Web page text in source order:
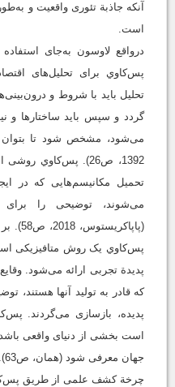
آنکه جاذبة تئوری واقعیت و
است.
درواقع لاوسون به‌جای
پس‌كاوي برای تحلیل‌های
تحلیل باید با شروط و
گردد و سپس باید ساختارها و
می‌شود، مشخص شود تا بتوان
1392،‌ ص26). پس‌كاوي
تحمیل مکانیسم‌هایی که در
می‌شوند، توضیحی را
پس‌كاوي یک روش متافیزیکی
پدیدة تجربی ارائه می‌شود.
که قادر به تولید آنها هستند،
پدیده، بازسازی می‌گردند.
است بخشی از دنیای واقعی
جهان معرفی شود (همان، ص63).
چرخة کشف علمی از طریق